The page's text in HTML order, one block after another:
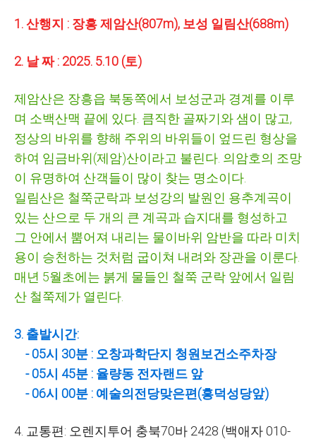
게
게
1. 산행지 : 장흥 제암산(807m), 보성 일림산(688m)
2. 날 짜 : 2025. 5.10 (토)
제암산은 장흥읍 북동쪽에서 보성군과 경계를 이루
며 소백산맥 끝에 있다. 큼직한 골짜기와 샘이 많고,
정상의 바위를 향해 주위의 바위들이 엎드린 형상을
하여 임금바위(제암)산이라고 불린다. 의암호의 조망
이 유명하여 산객들이 많이 찾는 명소이다.
일림산은 철쭉군락과 보성강의 발원인 용추계곡이
있는 산으로 두 개의 큰 계곡과 습지대를 형성하고
그 안에서 뿜어져 내리는 물이바위 암반을 따라 미치
용이 승천하는 것처럼 굽이쳐 내려와 장관을 이룬다.
매년 5월초에는 붉게 물들인 철쭉 군락 앞에서 일림
산 철쭉제가 열린다.
3. 출발시간:
- 05시 30분 : 오창과학단지 청원보건소주차장
- 05시 45분 : 율량동 전자랜드 앞
- 06시 00분 : 예술의전당맞은편(흥덕성당앞)
4. 교통편: 오렌지투어 충북70바 2428 (백애자 010-